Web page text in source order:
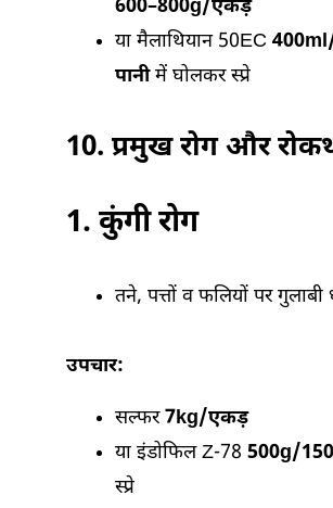
600–800g/एकड़
या मैलाथियान 50EC
पानीमें घोलकर स्प्रे
10. प्रमुख रोग और
1. कुंगी रोग
तने, पत्तों व फलियों पर गुलाबी
उपचार:
सल्फर7kg/एकड़
या इंडोफिल Z-78 500g/
स्प्रे